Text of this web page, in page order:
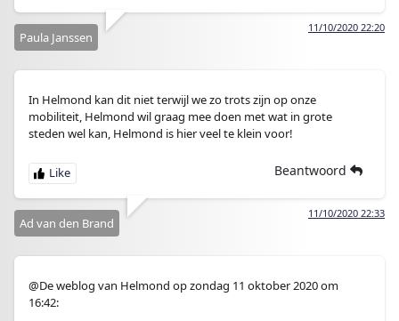
11/10/2020 22:20
Paula Janssen
In Helmond kan dit niet terwijl we zo trots zijn op onze
mobiliteit, Helmond wil graag mee doen met wat in grote
steden wel kan, Helmond is hier veel te klein voor!
Beantwoord
11/10/2020 22:33
Ad van den Brand
@De weblog van Helmond op zondag 11 oktober 2020 om
16:42: